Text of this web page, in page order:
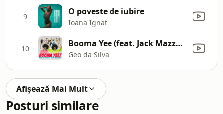
9 O poveste de iubire
Ioana Ignat
10 Booma Yee (feat. Jack Mazzoni) [Radio Edit]
Geo da Silva
Afișează Mai Mult
Posturi similare